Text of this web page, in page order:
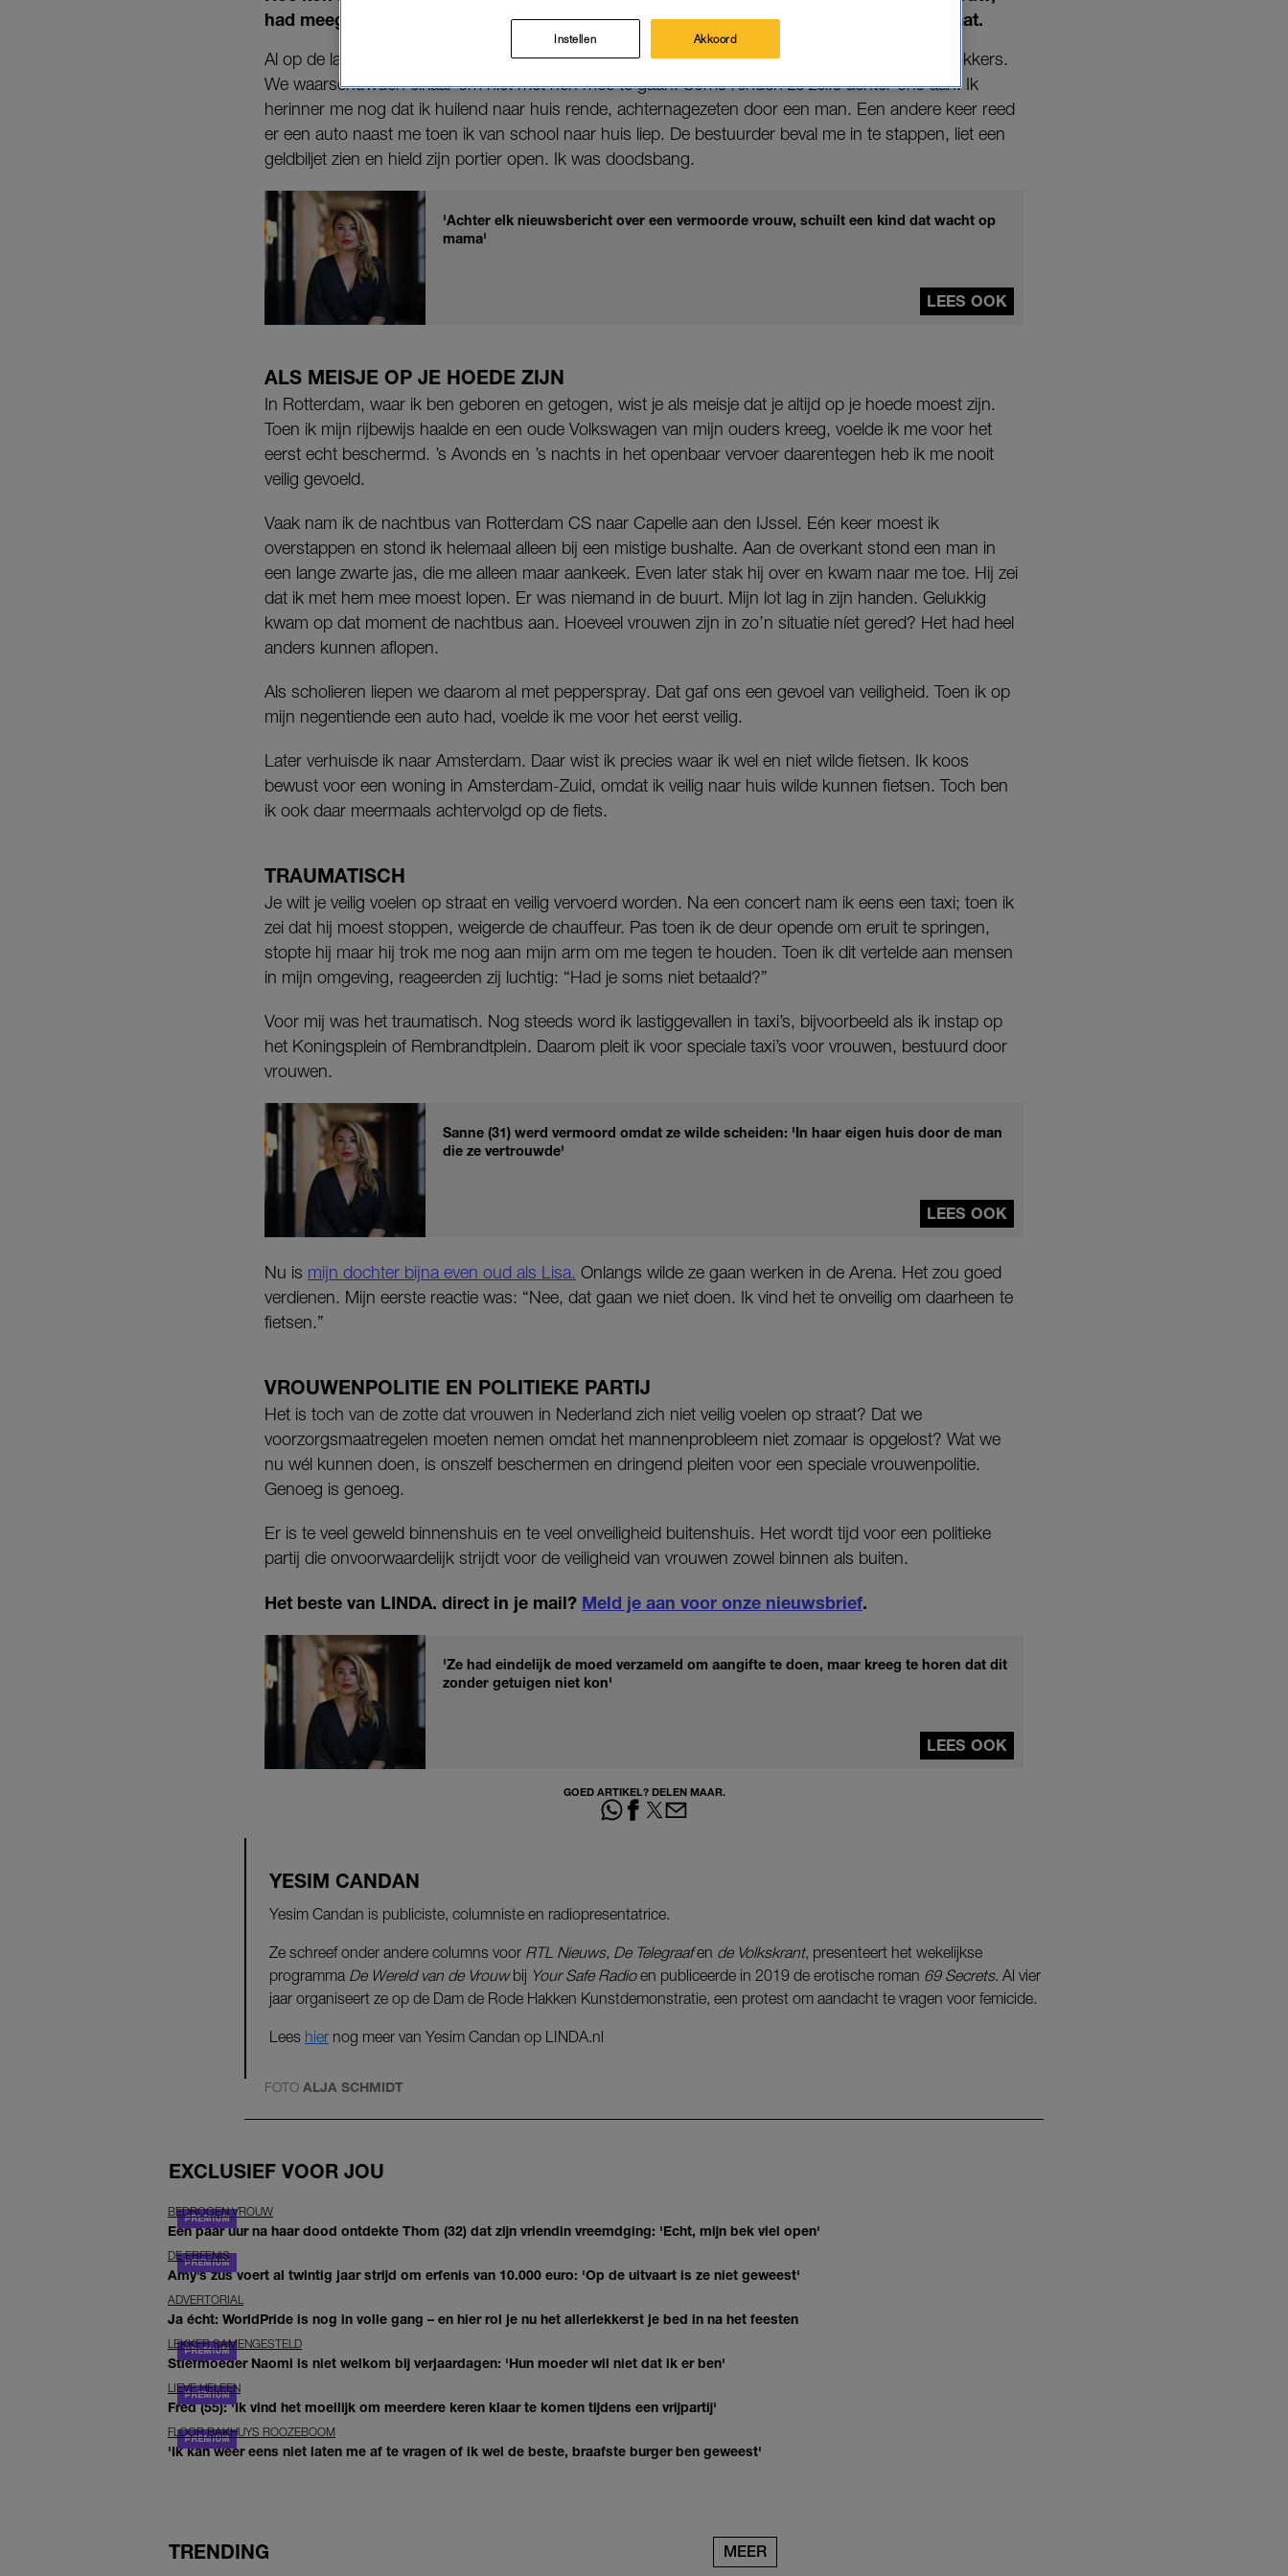
had meegemaakt. Als vrouw ben ik me altijd bewust geweest van onveiligheid op straat.
Al op de lagere school loerde het gevaar. Mannen die ons aanspraken, wij noemden ze kinderlokkers.
We waarschuwden elkaar om niet met hen mee te gaan. Soms renden ze zelfs achter ons aan. Ik
herinner me nog dat ik huilend naar huis rende, achternagezeten door een man. Een andere keer reed
er een auto naast me toen ik van school naar huis liep. De bestuurder beval me in te stappen, liet een
geldbiljet zien en hield zijn portier open. Ik was doodsbang.
'Achter elk nieuwsbericht over een vermoorde vrouw, schuilt een kind dat wacht op
mama'
LEES OOK
ALS MEISJE OP JE HOEDE ZIJN
In Rotterdam, waar ik ben geboren en getogen, wist je als meisje dat je altijd op je hoede moest zijn.
Toen ik mijn rijbewijs haalde en een oude Volkswagen van mijn ouders kreeg, voelde ik me voor het
eerst echt beschermd. ’s Avonds en ’s nachts in het openbaar vervoer daarentegen heb ik me nooit
veilig gevoeld.
Vaak nam ik de nachtbus van Rotterdam CS naar Capelle aan den IJssel. Eén keer moest ik
overstappen en stond ik helemaal alleen bij een mistige bushalte. Aan de overkant stond een man in
een lange zwarte jas, die me alleen maar aankeek. Even later stak hij over en kwam naar me toe. Hij zei
dat ik met hem mee moest lopen. Er was niemand in de buurt. Mijn lot lag in zijn handen. Gelukkig
kwam op dat moment de nachtbus aan. Hoeveel vrouwen zijn in zo’n situatie níet gered? Het had heel
anders kunnen aflopen.
Als scholieren liepen we daarom al met pepperspray. Dat gaf ons een gevoel van veiligheid. Toen ik op
mijn negentiende een auto had, voelde ik me voor het eerst veilig.
Later verhuisde ik naar Amsterdam. Daar wist ik precies waar ik wel en niet wilde fietsen. Ik koos
bewust voor een woning in Amsterdam-Zuid, omdat ik veilig naar huis wilde kunnen fietsen. Toch ben
ik ook daar meermaals achtervolgd op de fiets.
TRAUMATISCH
Je wilt je veilig voelen op straat en veilig vervoerd worden. Na een concert nam ik eens een taxi; toen ik
zei dat hij moest stoppen, weigerde de chauffeur. Pas toen ik de deur opende om eruit te springen,
stopte hij maar hij trok me nog aan mijn arm om me tegen te houden. Toen ik dit vertelde aan mensen
in mijn omgeving, reageerden zij luchtig: “Had je soms niet betaald?”
Voor mij was het traumatisch. Nog steeds word ik lastiggevallen in taxi’s, bijvoorbeeld als ik instap op
het Koningsplein of Rembrandtplein. Daarom pleit ik voor speciale taxi’s voor vrouwen, bestuurd door
vrouwen.
Sanne (31) werd vermoord omdat ze wilde scheiden: 'In haar eigen huis door de man
die ze vertrouwde'
LEES OOK
Nu is mijn dochter bijna even oud als Lisa. Onlangs wilde ze gaan werken in de Arena. Het zou goed
verdienen. Mijn eerste reactie was: “Nee, dat gaan we niet doen. Ik vind het te onveilig om daarheen te
fietsen.”
VROUWENPOLITIE EN POLITIEKE PARTIJ
Het is toch van de zotte dat vrouwen in Nederland zich niet veilig voelen op straat? Dat we
voorzorgsmaatregelen moeten nemen omdat het mannenprobleem niet zomaar is opgelost? Wat we
nu wél kunnen doen, is onszelf beschermen en dringend pleiten voor een speciale vrouwenpolitie.
Genoeg is genoeg.
Er is te veel geweld binnenshuis en te veel onveiligheid buitenshuis. Het wordt tijd voor een politieke
partij die onvoorwaardelijk strijdt voor de veiligheid van vrouwen zowel binnen als buiten.
Het beste van LINDA. direct in je mail? Meld je aan voor onze nieuwsbrief.
'Ze had eindelijk de moed verzameld om aangifte te doen, maar kreeg te horen dat dit
zonder getuigen niet kon'
LEES OOK
GOED ARTIKEL? DELEN MAAR.
YESIM CANDAN
Yesim Candan is publiciste, columniste en radiopresentatrice.
Ze schreef onder andere columns voor RTL Nieuws, De Telegraafen de Volkskrant, presenteert het wekelijkse
programma De Wereld van de Vrouwbij Your Safe Radioen publiceerde in 2019 de erotische roman 69 Secrets. Al vier
jaar organiseert ze op de Dam de Rode Hakken Kunstdemonstratie, een protest om aandacht te vragen voor femicide.
Lees hier nog meer van Yesim Candan op LINDA.nl
FOTO ALJA SCHMIDT
EXCLUSIEF VOOR JOU
BEDROGEN VROUW
Een paar uur na haar dood ontdekte Thom (32) dat zijn vriendin vreemdging: 'Echt, mijn bek viel open'
DE ERFENIS
Amy’s zus voert al twintig jaar strijd om erfenis van 10.000 euro: 'Op de uitvaart is ze niet geweest'
ADVERTORIAL
Ja écht: WorldPride is nog in volle gang – en hier rol je nu het allerlekkerst je bed in na het feesten
LEKKER SAMENGESTELD
Stiefmoeder Naomi is niet welkom bij verjaardagen: 'Hun moeder wil niet dat ik er ben'
LIEVE HELEEN
Fred (55): 'Ik vind het moeilijk om meerdere keren klaar te komen tijdens een vrijpartij'
FLOOR BAKHUYS ROOZEBOOM
'Ik kan weer eens niet laten me af te vragen of ik wel de beste, braafste burger ben geweest'
TRENDING MEER
Instellen Akkoord